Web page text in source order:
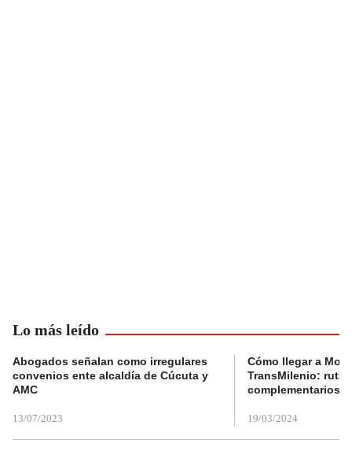
Lo más leído
Abogados señalan como irregulares
convenios ente alcaldía de Cúcuta y
AMC
13/07/2023
Cómo llegar a
TransMilenio:
complementarios
19/03/2024